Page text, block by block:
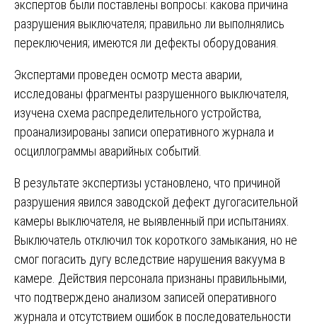
экспертов были поставлены вопросы: какова причина
разрушения выключателя; правильно ли выполнялись
переключения; имеются ли дефекты оборудования.
Экспертами проведен осмотр места аварии,
исследованы фрагменты разрушенного выключателя,
изучена схема распределительного устройства,
проанализированы записи оперативного журнала и
осциллограммы аварийных событий.
В результате экспертизы установлено, что причиной
разрушения явился заводской дефект дугогасительной
камеры выключателя, не выявленный при испытаниях.
Выключатель отключил ток короткого замыкания, но не
смог погасить дугу вследствие нарушения вакуума в
камере. Действия персонала признаны правильными,
что подтверждено анализом записей оперативного
журнала и отсутствием ошибок в последовательности